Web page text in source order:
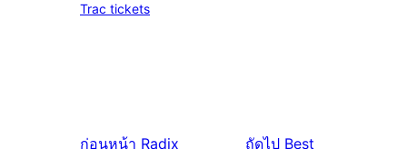
Trac tickets
ก่อนหน้า Radix
ถัดไป Best